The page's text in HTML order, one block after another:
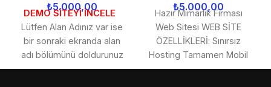
₺5.000,00
DEMO SİTEYİ İNCELE
Lütfen Alan Adınız var ise
bir sonraki ekranda alan
adı bölümünü doldurunuz
ve DNS kayıtlarını:
₺5.000,00
Hazır Mimarlık Firması
Web Sitesi WEB SİTE
ÖZELLİKLERİ: Sınırsız
Hosting Tamamen Mobil
ve Tablet Uyumlu Sınırsız